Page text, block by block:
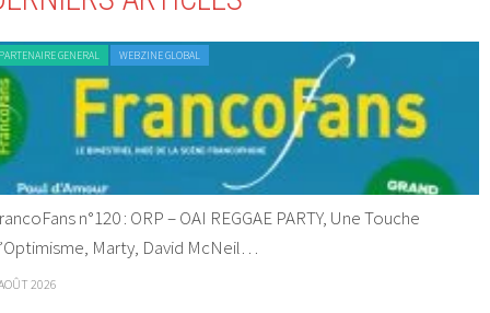
GENERAL WEBZINE GLOBAL
n°120 : ORP – OAI REGGAE PARTY, Une Touche
Marty, David McNeil…
2026